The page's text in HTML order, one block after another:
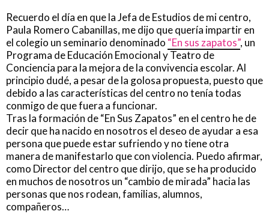
Recuerdo el día en que la Jefa de Estudios de mi centro,
Paula Romero Cabanillas, me dijo que quería impartir en
el colegio un seminario denominado “En sus zapatos”, un
Programa de Educación Emocional y Teatro de
Conciencia para la mejora de la convivencia escolar. Al
principio dudé, a pesar de la golosa propuesta, puesto que
debido a las características del centro no tenía todas
conmigo de que fuera a funcionar.
Tras la formación de “En Sus Zapatos” en el centro he de
decir que ha nacido en nosotros el deseo de ayudar a esa
persona que puede estar sufriendo y no tiene otra
manera de manifestarlo que con violencia. Puedo afirmar,
como Director del centro que dirijo, que se ha producido
en muchos de nosotros un “cambio de mirada” hacia las
personas que nos rodean, familias, alumnos,
compañeros…